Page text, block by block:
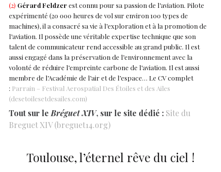
(2) Gérard Feldzer est connu pour sa passion de l’aviation. Pilote
expérimenté (20 000 heures de vol sur environ 100 types de
machines), il a consacré sa vie à l’exploration et à la promotion de
l’aviation. Il possède une véritable expertise technique que son
talent de communicateur rend accessible au grand public. Il est
aussi engagé dans la préservation de l’environnement avec la
volonté de réduire l’empreinte carbone de l’aviation. Il est aussi
membre de l’Académie de l’air et de l’espace… Le CV complet
: Parrain – Festival Aerospatial Des Étoiles et des Ailes
(desetoilesetdesailes.com)
Tout sur le Bréguet XIV, sur le site dédié : Site du
Breguet XIV (breguet14.org)
Toulouse, l’éternel rêve du ciel !